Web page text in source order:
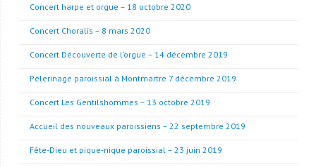
Concert harpe et orgue – 18 octobre 2020
Concert Choralis – 8 mars 2020
Concert Découverte de l’orgue – 14 décembre 2019
Pèlerinage paroissial à Montmartre 7 décembre 2019
Concert Les Gentilshommes – 13 octobre 2019
Accueil des nouveaux paroissiens – 22 septembre 2019
Fête-Dieu et pique-nique paroissial – 23 juin 2019